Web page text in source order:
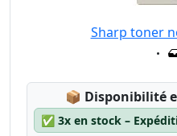
Sharp toner
📦 Lagerstatus:
Disponibilité
✅ 3x en stock –